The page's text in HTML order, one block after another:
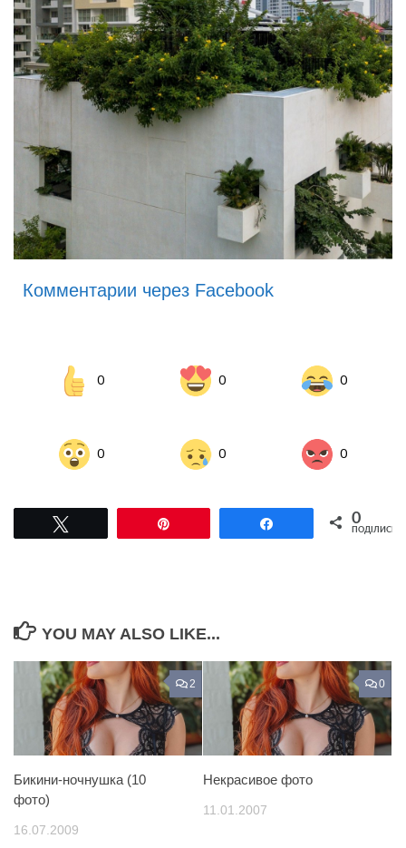
Комментарии через Facebook
0 0 0
0 0 0
Поділитися0
ПОДІЛИСЬ
YOU MAY ALSO LIKE...
2
Бикини-ночнушка (10
фото)
16.07.2009
0
Некрасивое фото
11.01.2007